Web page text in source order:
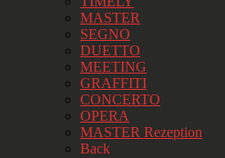
MASTER
SEGNO
DUETTO
MEETING
GRAFFITI
CONCERTO
OPERA
MASTER Rezeption
Back